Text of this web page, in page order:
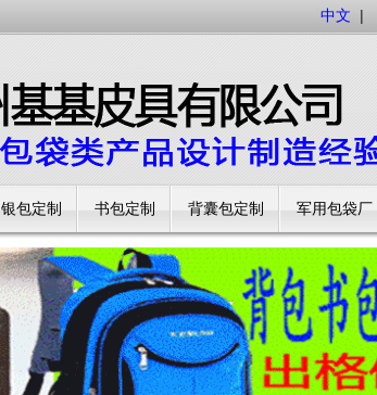
中文 |
银包定制 书包定制 背囊包定制 军用包袋厂